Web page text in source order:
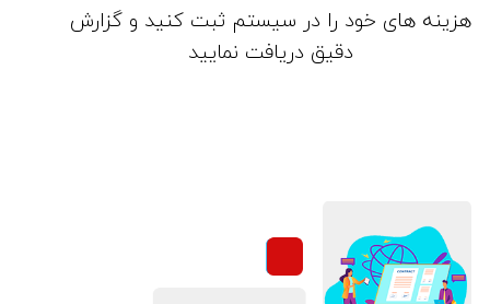
هزینه های خود را در سیستم ثبت کنید و گزارش
دقیق دریافت نمایید